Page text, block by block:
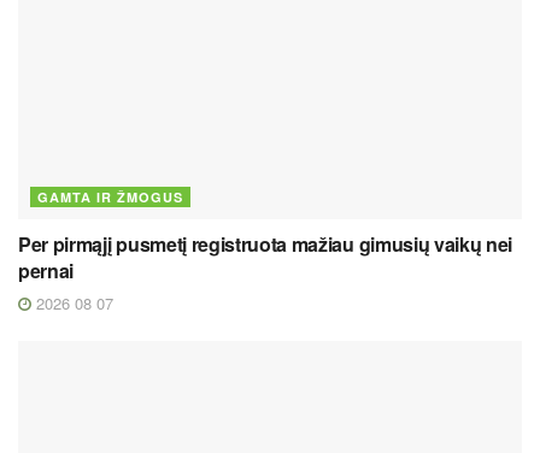
GAMTA IR ŽMOGUS
Per pirmąjį pusmetį registruota mažiau gimusių vaikų nei
pernai
2026 08 07